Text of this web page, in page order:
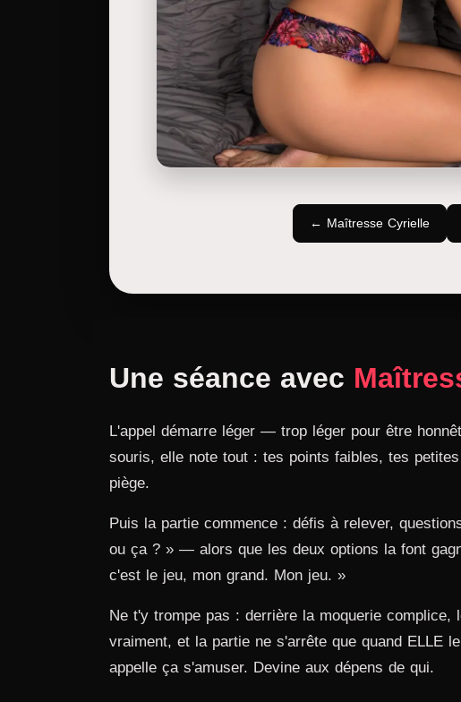
← Maîtresse Cyrielle
Une séance avec
L'appel démarre léger — trop léger pour être
souris, elle note tout : tes points faibles, tes
piège.
Puis la partie commence : défis à relever,
ou ça ? » — alors que les deux options la font
c'est le jeu, mon grand. Mon jeu. »
Ne t'y trompe pas : derrière la moquerie
vraiment, et la partie ne s'arrête que quand ELLE
appelle ça s'amuser. Devine aux dépens de qui.